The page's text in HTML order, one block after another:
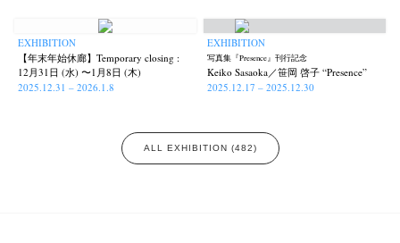
EXHIBITION
【年末年始休廊】Temporary closing :
12月31日 (水) 〜1月8日 (木)
2025.12.31 – 2026.1.8
EXHIBITION
写真集『Presence』刊行記念
Keiko Sasaoka／笹岡 啓子 “Presence”
2025.12.17 – 2025.12.30
ALL EXHIBITION (482)